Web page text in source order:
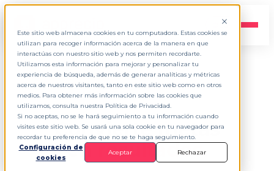
Este sitio web almacena cookies en tu computadora. Estas cookies se
utilizan para recoger información acerca de la manera en que
interactúas con nuestro sitio web y nos permiten recordarte.
Utilizamos esta información para mejorar y personalizar tu
experiencia de búsqueda, además de generar analíticas y métricas
acerca de nuestros visitantes, tanto en este sitio web como en otros
medios. Para obtener más información sobre las cookies que
utilizamos, consulta nuestra Política de Privacidad.
Si no aceptas, no se le hará seguimiento a tu información cuando
visites este sitio web. Se usará una sola cookie en tu navegador para
recordar tu preferencia de que no se te haga seguimiento.
Configuración de
cookies
Aceptar Rechazar
ES
APPRECIO BEAT PERFORMANCE
Convierte metas
enresultados.